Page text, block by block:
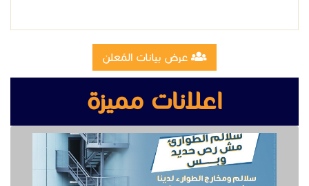
عرض بيانات المُعلن
اعلانات مميزة